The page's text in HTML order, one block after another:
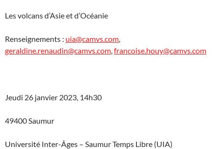
Les volcans d’Asie et d’Océanie
Renseignements : uia@camvs.com
geraldine.renaudin@camvs.com francoise.houy@camvs.com
Jeudi 26 janvier 2023, 14h30
49400 Saumur
Université Inter-Âges – Saumur Temps Libre (UIA)